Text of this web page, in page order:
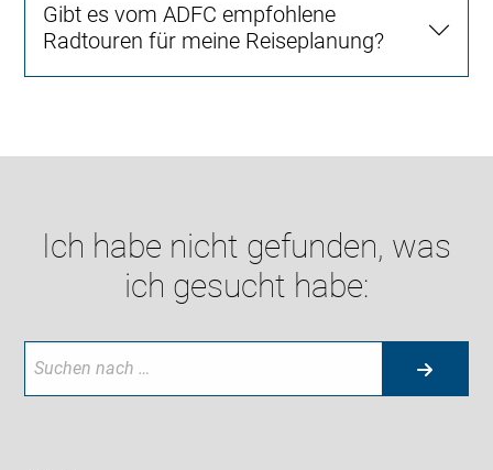
Gibt es vom ADFC empfohlene
Radtouren für meine Reiseplanung?
Ich habe nicht gefunden, was
ich gesucht habe: